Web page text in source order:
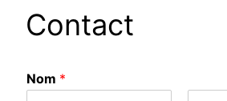
Contact
Nom *